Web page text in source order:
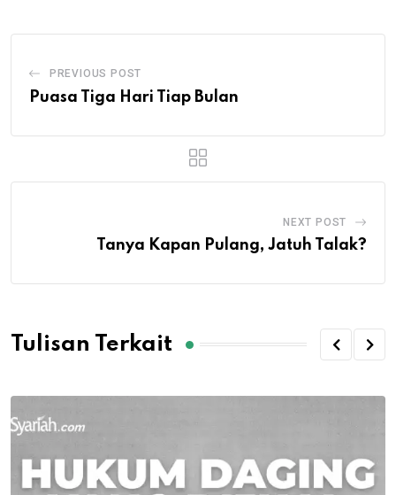
PREVIOUS POST
Puasa Tiga Hari Tiap Bulan
NEXT POST
Tanya Kapan Pulang, Jatuh Talak?
Tulisan Terkait